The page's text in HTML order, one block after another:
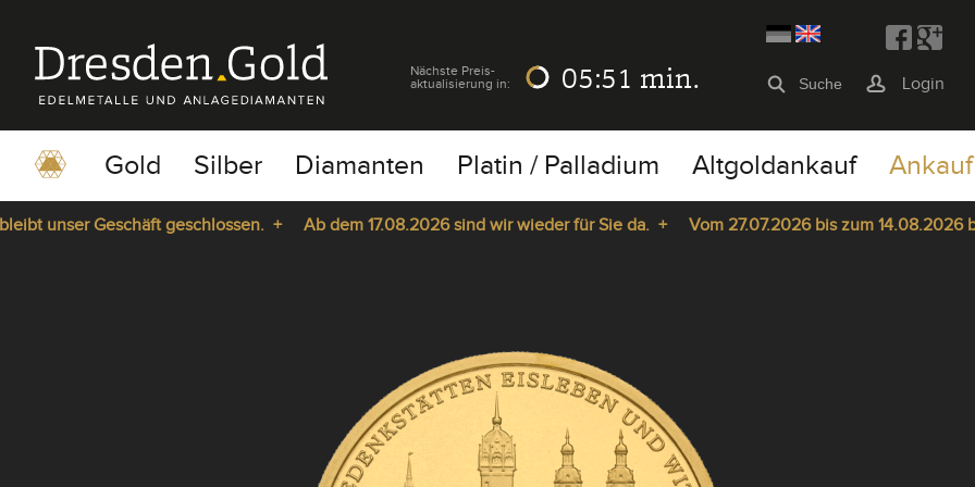
Nächste Preis-
aktualisierung in:
05:51 min. Login
Gold Silber Diamanten Platin / Palladium Altgoldankauf Ankauf
unser Geschäft geschlossen. + Ab dem 17.08.2026 sind wir wieder für Sie da. + Vom 27.07.2026 bis zum 14.08.2026